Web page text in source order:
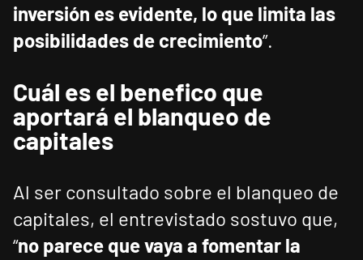
inversión es evidente, lo que limita las
posibilidades de crecimiento”.
Cuál es el benefico que
aportará el blanqueo de
capitales
Al ser consultado sobre el blanqueo de
capitales, el entrevistado sostuvo que,
“no parece que vaya a fomentar la